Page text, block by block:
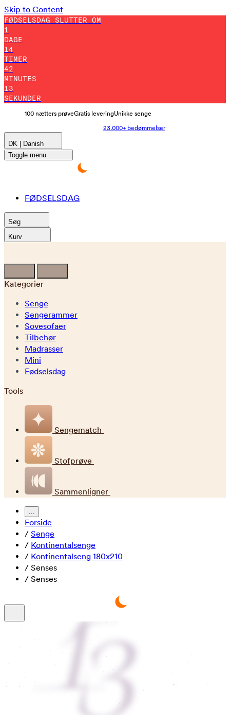
Skip to Content
FØDSELSDAG SLUTTER OM
1
DAGE
14
TIMER
42
MINUTES
3
SEKUNDER
100 nætters prøveGratis leveringUnikke senge
23.000+ bedømmelser
DK | Danish
Toggle menu
FØDSELSDAG
Søg
Kurv
Kategorier
Senge
Sengerammer
Sovesofaer
Tilbehør
Madrasser
Mini
Fødselsdag
Tools
Sengematch
Stofprøve
Sammenligner
...
Forside
/ Senge
/ Kontinentalsenge
/ Kontinentalseng 180x210
/ Senses
/ Senses